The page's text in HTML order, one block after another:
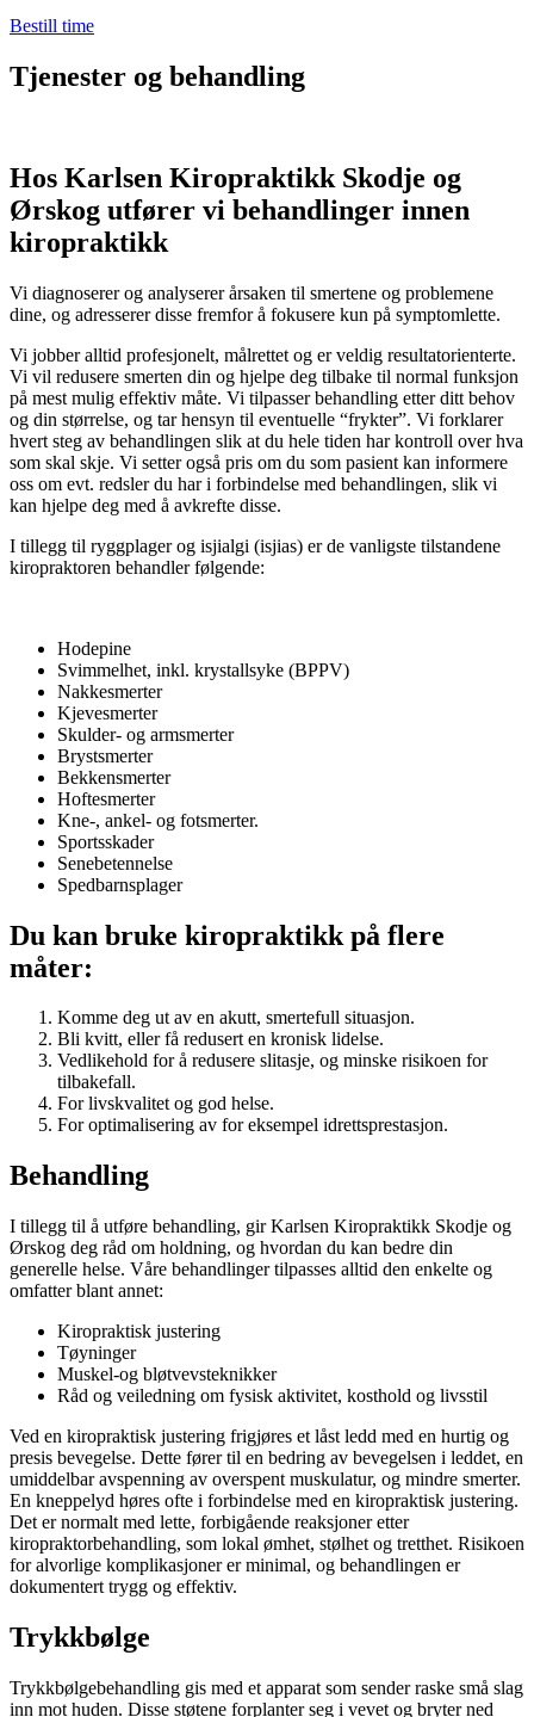
Bestill time
Tjenester og behandling
Hos Karlsen Kiropraktikk Skodje og
Ørskog utfører vi behandlinger innen
kiropraktikk
Vi diagnoserer og analyserer årsaken til smertene og problemene
dine, og adresserer disse fremfor å fokusere kun på symptomlette.
Vi jobber alltid profesjonelt, målrettet og er veldig resultatorienterte.
Vi vil redusere smerten din og hjelpe deg tilbake til normal funksjon
på mest mulig effektiv måte. Vi tilpasser behandling etter ditt behov
og din størrelse, og tar hensyn til eventuelle “frykter”. Vi forklarer
hvert steg av behandlingen slik at du hele tiden har kontroll over hva
som skal skje. Vi setter også pris om du som pasient kan informere
oss om evt. redsler du har i forbindelse med behandlingen, slik vi
kan hjelpe deg med å avkrefte disse.
I tillegg til ryggplager og isjialgi (isjias) er de vanligste tilstandene
kiropraktoren behandler følgende:
Hodepine
Svimmelhet, inkl. krystallsyke (BPPV)
Nakkesmerter
Kjevesmerter
Skulder- og armsmerter
Brystsmerter
Bekkensmerter
Hoftesmerter
Kne-, ankel- og fotsmerter.
Sportsskader
Senebetennelse
Spedbarnsplager
Du kan bruke kiropraktikk på flere
måter:
Komme deg ut av en akutt, smertefull situasjon.
Bli kvitt, eller få redusert en kronisk lidelse.
Vedlikehold for å redusere slitasje, og minske risikoen for
tilbakefall.
For livskvalitet og god helse.
For optimalisering av for eksempel idrettsprestasjon.
Behandling
I tillegg til å utføre behandling, gir Karlsen Kiropraktikk Skodje og
Ørskog deg råd om holdning, og hvordan du kan bedre din
generelle helse. Våre behandlinger tilpasses alltid den enkelte og
omfatter blant annet:
Kiropraktisk justering
Tøyninger
Muskel-og bløtvevsteknikker
Råd og veiledning om fysisk aktivitet, kosthold og livsstil
Ved en kiropraktisk justering frigjøres et låst ledd med en hurtig og
presis bevegelse. Dette fører til en bedring av bevegelsen i leddet, en
umiddelbar avspenning av overspent muskulatur, og mindre smerter.
En kneppelyd høres ofte i forbindelse med en kiropraktisk justering.
Det er normalt med lette, forbigående reaksjoner etter
kiropraktorbehandling, som lokal ømhet, stølhet og tretthet. Risikoen
for alvorlige komplikasjoner er minimal, og behandlingen er
dokumentert trygg og effektiv.
Trykkbølge
Trykkbølgebehandling gis med et apparat som sender raske små slag
inn mot huden. Disse støtene forplanter seg i vevet og bryter ned